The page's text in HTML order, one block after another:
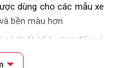
dùng cho các mẫu xe
bền màu hơn
có thiết kế hướng đến vẻ
đường nét thanh mảnh